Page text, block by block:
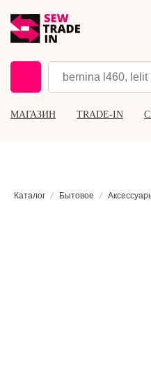
МАГАЗИН TRADE-IN
Каталог Бытовое